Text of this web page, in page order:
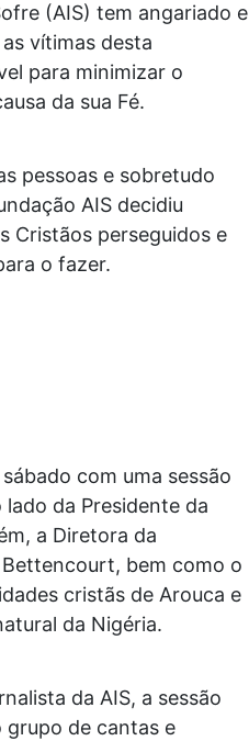
(AIS) tem angariado e
vítimas desta
para minimizar o
da sua Fé.
pessoas e sobretudo
AIS decidiu
Cristãos perseguidos e
o fazer.
com uma sessão
da Presidente da
a Diretora da
Bettencourt, bem como o
cristãs de Arouca e
da Nigéria.
da AIS, a sessão
grupo de cantas e